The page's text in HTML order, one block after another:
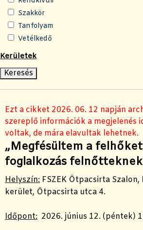
Szakkör
Tanfolyam
Vetélkedő
Kerületek
Ezt a cikket 2026. 06. 12 napján
szereplő információk a megjelenés
voltak, de mára elavultak lehetnek.
„Megfésültem a
foglalkozás felnőtteknek
Helyszín: FSZEK Ötpacsirta Szalon,
kerület, Ötpacsirta utca 4.
Időpont: 2026. június 12. (péntek)